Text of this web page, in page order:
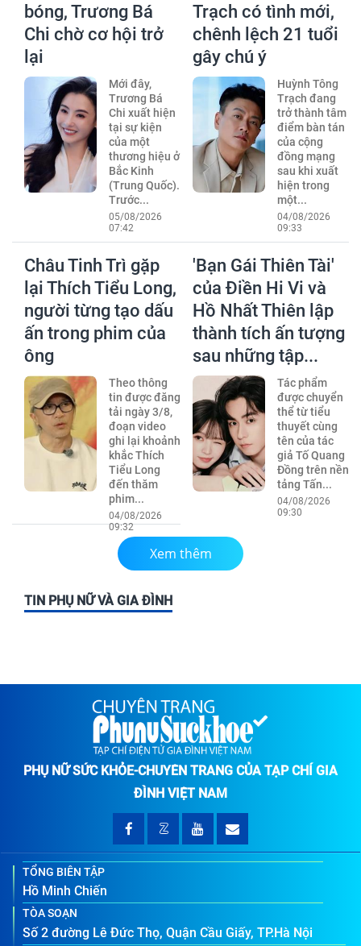
bóng, Trương Bá
Chi chờ cơ hội trở
lại
Mới đây,
Trương Bá
Chi xuất hiện
tại sự kiện
của một
thương hiệu ở
Bắc Kinh
(Trung Quốc).
Trước...
05/08/2026
07:42
Trạch có tình mới,
chênh lệch 21 tuổi
gây chú ý
Huỳnh Tông
Trạch đang
trở thành tâm
điểm bàn tán
của cộng
đồng mạng
sau khi xuất
hiện trong
một...
04/08/2026
09:33
Châu Tinh Trì gặp
lại Thích Tiểu Long,
người từng tạo dấu
ấn trong phim của
ông
Theo thông
tin được đăng
tải ngày 3/8,
đoạn video
ghi lại khoảnh
khắc Thích
Tiểu Long
đến thăm
phim...
04/08/2026
09:32
'Bạn Gái Thiên Tài'
của Điền Hi Vi và
Hồ Nhất Thiên lập
thành tích ấn tượng
sau những tập...
Tác phẩm
được chuyển
thể từ tiểu
thuyết cùng
tên của tác
giả Tố Quang
Đồng trên nền
tảng Tấn...
04/08/2026
09:30
Xem thêm
TIN PHỤ NỮ VÀ GIA ĐÌNH
PHỤ NỮ SỨC KHỎE-CHUYÊN TRANG CỦA TẠP CHÍ GIA
ĐÌNH VIỆT NAM
TỔNG BIÊN TẬP
Hồ Minh Chiến
TÒA SOẠN
Số 2 đường Lê Đức Thọ, Quận Cầu Giấy, TP.Hà Nội